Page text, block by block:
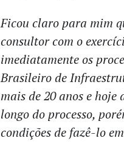
Ficou claro para mim
consultor com o
imediatamente os
Brasileiro de
mais de 20 anos e
longo do processo,
condições de fazê-lo